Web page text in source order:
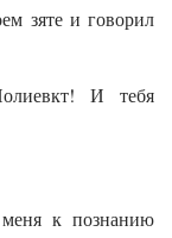
зяте и говорил
И тебя
к познанию